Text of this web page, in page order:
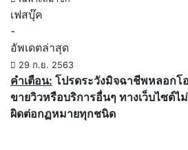
เฟสบุ๊ค
-
อัพเดตล่าสุด
29 ก.ย. 2563
คำเตือน: โปรดระวังมิจฉาชีพหลอกโ
ขายวิวหรือบริการอื่นๆ ทางเว็บไซต์
ผิดต่อกฏหมายทุกชนิด